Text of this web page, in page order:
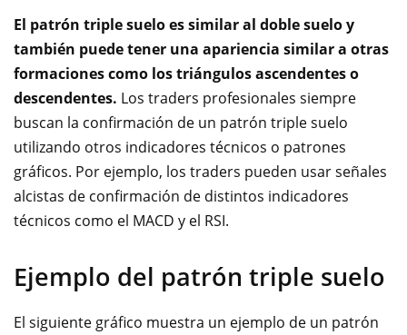
El patrón triple suelo es similar al doble suelo y
también puede tener una apariencia similar a otras
formaciones como los triángulos ascendentes o
descendentes. Los traders profesionales siempre
buscan la confirmación de un patrón triple suelo
utilizando otros indicadores técnicos o patrones
gráficos. Por ejemplo, los traders pueden usar señales
alcistas de confirmación de distintos indicadores
técnicos como el MACD y el RSI.
Ejemplo del patrón triple suelo
El siguiente gráfico muestra un ejemplo de un patrón